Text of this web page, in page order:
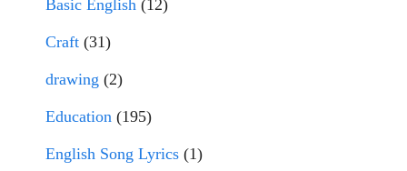
Basic English (12)
Craft (31)
drawing (2)
Education (195)
English Song Lyrics (1)